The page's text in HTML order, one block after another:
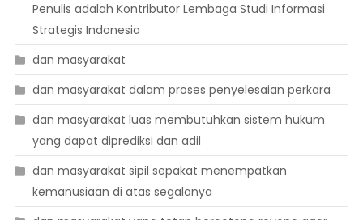
Penulis adalah Kontributor Lembaga Studi Informasi
Strategis Indonesia
dan masyarakat
dan masyarakat dalam proses penyelesaian perkara
dan masyarakat luas membutuhkan sistem hukum
yang dapat diprediksi dan adil
dan masyarakat sipil sepakat menempatkan
kemanusiaan di atas segalanya